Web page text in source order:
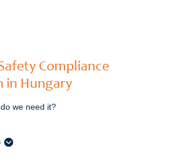
Compliance
in Hungary
we need it?